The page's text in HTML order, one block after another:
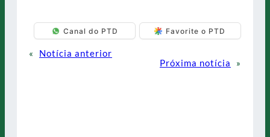
Canal do PTD Favorite o PTD
«
Notícia anterior
Próxima notícia
»